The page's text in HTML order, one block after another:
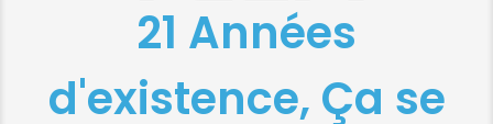
21 Années
d'existence, Ça se